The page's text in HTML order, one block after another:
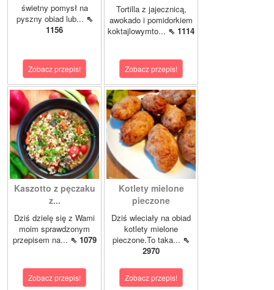
świetny pomysł na
pyszny obiad lub... ⇖
1156
Zobacz przepis!
Tortilla z jajecznicą,
awokado i pomidorkiem
koktajlowymto... ⇖ 1114
Zobacz przepis!
Kaszotto z pęczaku
z...
Dziś dzielę się z Wami
moim sprawdzonym
przepisem na... ⇖ 1079
Zobacz przepis!
Kotlety mielone
pieczone
Dziś wleciały na obiad
kotlety mielone
pieczone.To taka... ⇖
2970
Zobacz przepis!